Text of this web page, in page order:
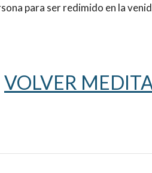
para ser redimido en la
VOLVER